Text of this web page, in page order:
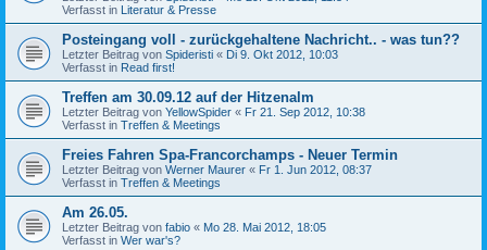
Verfasst in Literatur & Presse
Posteingang voll - zurückgehaltene Nachricht.. - was tun??
Letzter Beitrag von Spideristi « Di 9. Okt 2012, 10:03
Verfasst in Read first!
Treffen am 30.09.12 auf der Hitzenalm
Letzter Beitrag von YellowSpider « Fr 21. Sep 2012, 10:38
Verfasst in Treffen & Meetings
Freies Fahren Spa-Francorchamps - Neuer Termin
Letzter Beitrag von Werner Maurer « Fr 1. Jun 2012, 08:37
Verfasst in Treffen & Meetings
Am 26.05.
Letzter Beitrag von fabio « Mo 28. Mai 2012, 18:05
Verfasst in Wer war's?